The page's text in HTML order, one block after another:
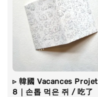
▹ 韓國 Vacances Projet
8｜손톱 먹은 쥐 / 吃了